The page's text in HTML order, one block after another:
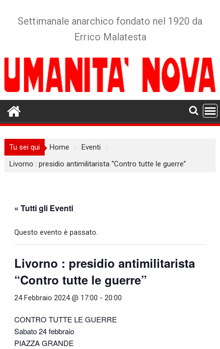
Settimanale anarchico fondato nel 1920 da
Errico Malatesta
Tu sei qui Home
Eventi
Livorno : presidio antimilitarista “Contro tutte le guerre”
« Tutti gli Eventi
Questo evento è passato.
Livorno : presidio antimilitarista
“Contro tutte le guerre”
24 Febbraio 2024 @ 17:00 -20:00
CONTRO TUTTE LE GUERRE
Sabato 24 febbraio
PIAZZA GRANDE